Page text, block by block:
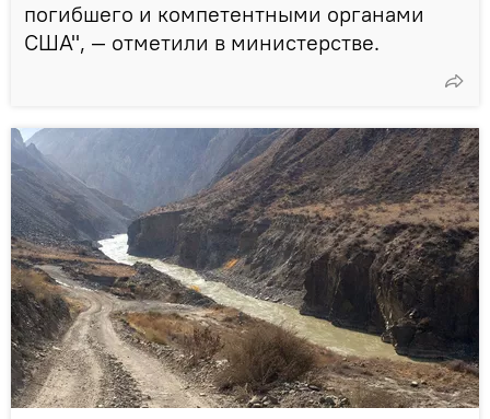
погибшего и компетентными органами
США", — отметили в министерстве.